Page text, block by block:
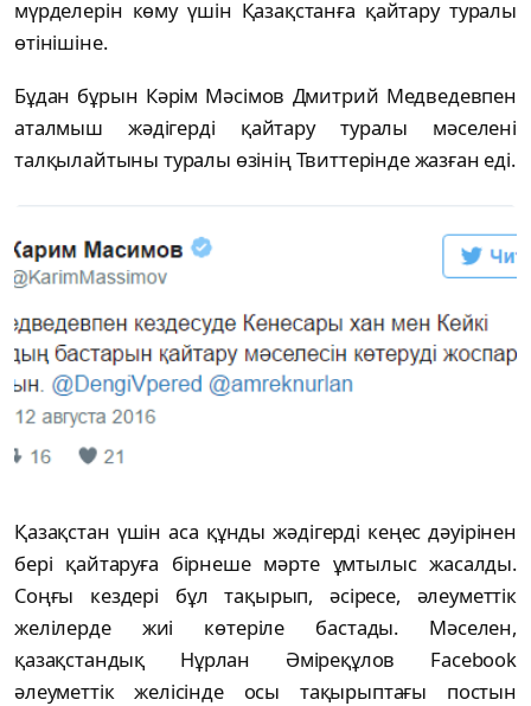
мүрделерін көму үшін Қазақстанға қайтару туралы
өтінішіне.
Бұдан бұрын Кәрім Мәсімов Дмитрий Медведевпен
аталмыш жәдігерді қайтару туралы мәселені
талқылайтыны туралы өзінің Твиттерінде жазған еді.
Қазақстан үшін аса құнды жәдігерді кеңес дәуірінен
бері қайтаруға бірнеше мәрте ұмтылыс жасалды.
Соңғы кездері бұл тақырып, әсіресе, әлеуметтік
желілерде жиі көтеріле бастады. Мәселен,
қазақстандық Нұрлан Әміреқұлов Facebook
әлеуметтік желісінде осы тақырыптағы постын